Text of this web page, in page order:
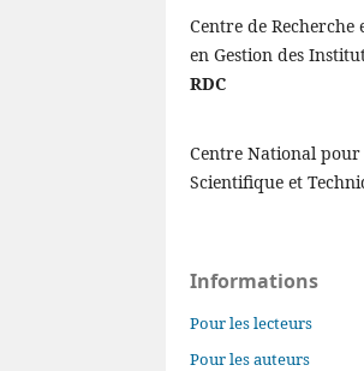
Centre de Recherche
en Gestion des
RDC
Centre National pour
Scientifique et
Informations
Pour les lecteurs
Pour les auteurs